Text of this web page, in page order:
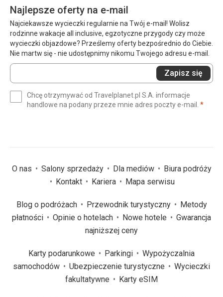
Najlepsze oferty na e-mail
Najciekawsze wycieczki regularnie na Twój e-mail! Wolisz
rodzinne wakacje all inclusive, egzotyczne przygody czy może
wycieczki objazdowe? Prześlemy oferty bezpośrednio do Ciebie.
Nie martw się - nie udostępnimy nikomu Twojego adresu e-mail.
Wprowadź
swój
(wymagane)
Zapisz się
Chcę otrzymywać od Travelplanet.pl S.A. informacje
handlowe na podany przeze mnie adres poczty e-mail. *
O nas Salony sprzedaży Dla mediów
Biura podróży
Kontakt
Kariera Mapa serwisu
Blog o podróżach Przewodnik turystyczny
Metody
płatności
Opinie o hotelach Nowe hotele
Gwarancja
najniższej ceny
Karty podarunkowe Parkingi
Wypożyczalnia
samochodów
Ubezpieczenie turystyczne
Wycieczki
fakultatywne
Karty eSIM